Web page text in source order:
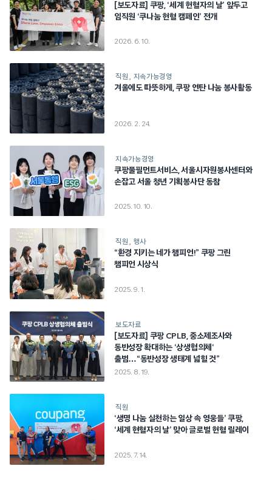
[보도자료] 쿠팡, ‘세계 헌혈자의 날’ 앞두고
임직원 ‘쿠나눔 헌혈 캠페인’ 전개
2026. 6. 10.
직원 지속가능경영
겨울에도 따뜻하게, 쿠팡 연탄 나눔 봉사활동
2026. 2. 24.
지속가능경영
쿠팡풀필먼트서비스, 서울시자원봉사센터와
손잡고 서울 청년 기획봉사단 동참
2025. 10. 10.
직원 행사
“환경 지키는 네가 챔피언!” 쿠팡 그린
챔피언 시상식
2025. 9. 1.
보도자료
[보도자료] 쿠팡 CPLB, 중소제조사와
동반성장 확대하는 ‘상생협의체‘
출범…“동반성장 생태계 넓힐 것”
2025. 8. 19.
직원
‘생명 나눔 실천하는 일상 속 영웅들’ 쿠팡,
‘세계 현혈자의 날’ 맞아 글로벌 헌혈 릴레이
2025. 7. 14.